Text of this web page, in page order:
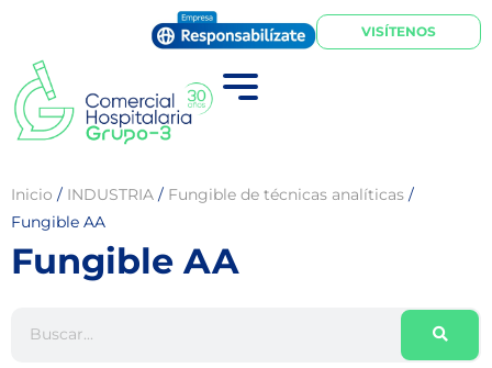
VISÍTENOS
Inicio / INDUSTRIA / Fungible de técnicas analíticas /
Fungible AA
Fungible AA